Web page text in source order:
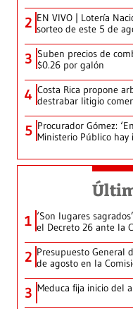
2 EN VIVO | Lotería
sorteo de este 5 de
3 Suben precios de
$0.26 por galón
4 Costa Rica propone
destrabar litigio
5 Procurador Gómez:
Ministerio Público hay
1 ‘Son lugares
el Decreto 26 ante la
2 Presupuesto General
de agosto en la
3 Meduca fija inicio del